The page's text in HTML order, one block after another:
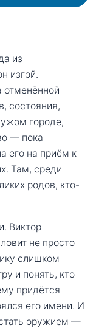
из
изгой.
отменённой
состояния,
городе,
— пока
его на приём к
Там, среди
родов, кто-
Виктор
не просто
слишком
и понять, кто
придётся
его имени. И
оружием —